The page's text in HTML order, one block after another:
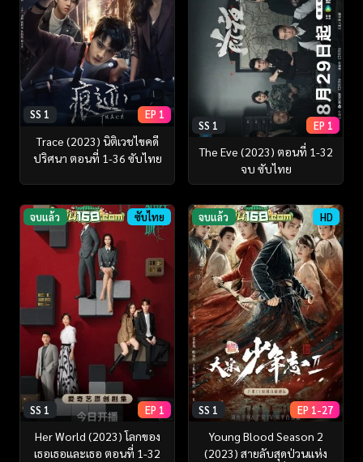
SS 1 EP 1
Trace (2023) นิติเวชไขคดี
ปริศนา ตอนที่ 1-36 ซับไทย
SS 1 EP 1
The Eve (2023) ตอนที่ 1-32
จบ ซับไทย
จบแล้ว ซับไทย
SS 1 EP 1
Her World (2023) โลกของ
เธอเธอและเธอ ตอนที่ 1-32
จบแล้ว HD
SS 1 EP 1-27
Young Blood Season 2
(2023) สายลับสุดป่วนแห่ง